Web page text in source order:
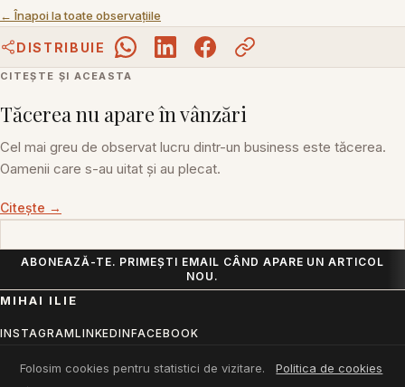
← Înapoi la toate observațiile
DISTRIBUIE
CITEȘTE ȘI ACEASTA
Tăcerea nu apare în vânzări
Cel mai greu de observat lucru dintr-un business este tăcerea.
Oamenii care s-au uitat și au plecat.
Citește →
ABONEAZĂ-TE. PRIMEȘTI EMAIL CÂND APARE UN ARTICOL
NOU.
MIHAI ILIE
INSTAGRAMLINKEDINFACEBOOK
mihai.ilie@mac.com RSS
Folosim cookies pentru statistici de vizitare.
Politica de cookies